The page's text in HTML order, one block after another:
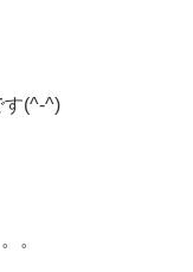
す(^-^)
。